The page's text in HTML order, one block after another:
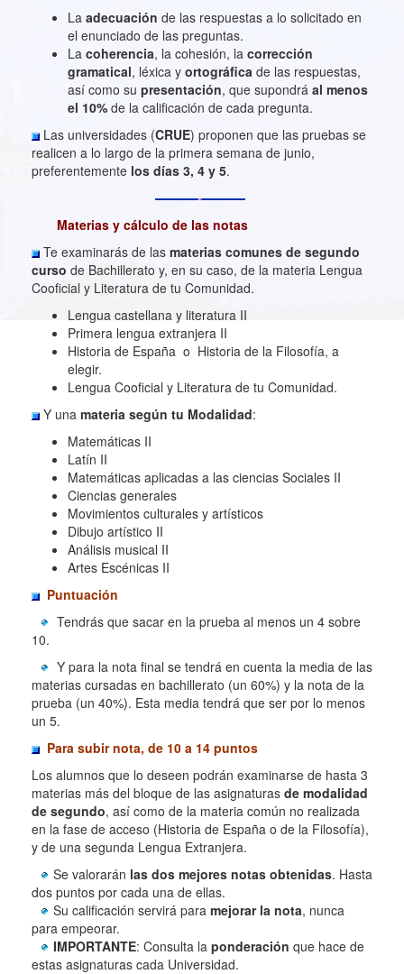
La adecuación de las respuestas a lo solicitado en
el enunciado de las preguntas.
La coherencia, la cohesión, la corrección
gramatical, léxica y ortográfica de las respuestas,
así como su presentación, que supondrá al menos
el 10% de la calificación de cada pregunta.
Las universidades (CRUE) proponen que las pruebas se
realicen a lo largo de la primera semana de junio,
preferentemente los días 3, 4 y 5.
Materias y cálculo de las notas
Te examinarás de las materias comunes de segundo
curso de Bachillerato y, en su caso, de la materia Lengua
Cooficial y Literatura de tu Comunidad.
Lengua castellana y literatura II
Primera lengua extranjera II
Historia de España o Historia de la Filosofía, a
elegir.
Lengua Cooficial y Literatura de tu Comunidad.
Y una materia según tu Modalidad:
Matemáticas II
Latín II
Matemáticas aplicadas a las ciencias Sociales II
Ciencias generales
Movimientos culturales y artísticos
Dibujo artístico II
Análisis musical II
Artes Escénicas II
Puntuación
Tendrás que sacar en la prueba al menos un 4 sobre
10.
Y para la nota final se tendrá en cuenta la media de las
materias cursadas en bachillerato (un 60%) y la nota de la
prueba (un 40%). Esta media tendrá que ser por lo menos
un 5.
Para subir nota, de 10 a 14 puntos
Los alumnos que lo deseen podrán examinarse de hasta 3
materias más del bloque de las asignaturas de modalidad
de segundo, así como de la materia común no realizada
en la fase de acceso (Historia de España o de la Filosofía),
y de una segunda Lengua Extranjera.
Se valorarán las dos mejores notas obtenidas. Hasta
dos puntos por cada una de ellas.
Su calificación servirá para mejorar la nota, nunca
para empeorar.
IMPORTANTE: Consulta la ponderación que hace de
estas asignaturas cada Universidad.